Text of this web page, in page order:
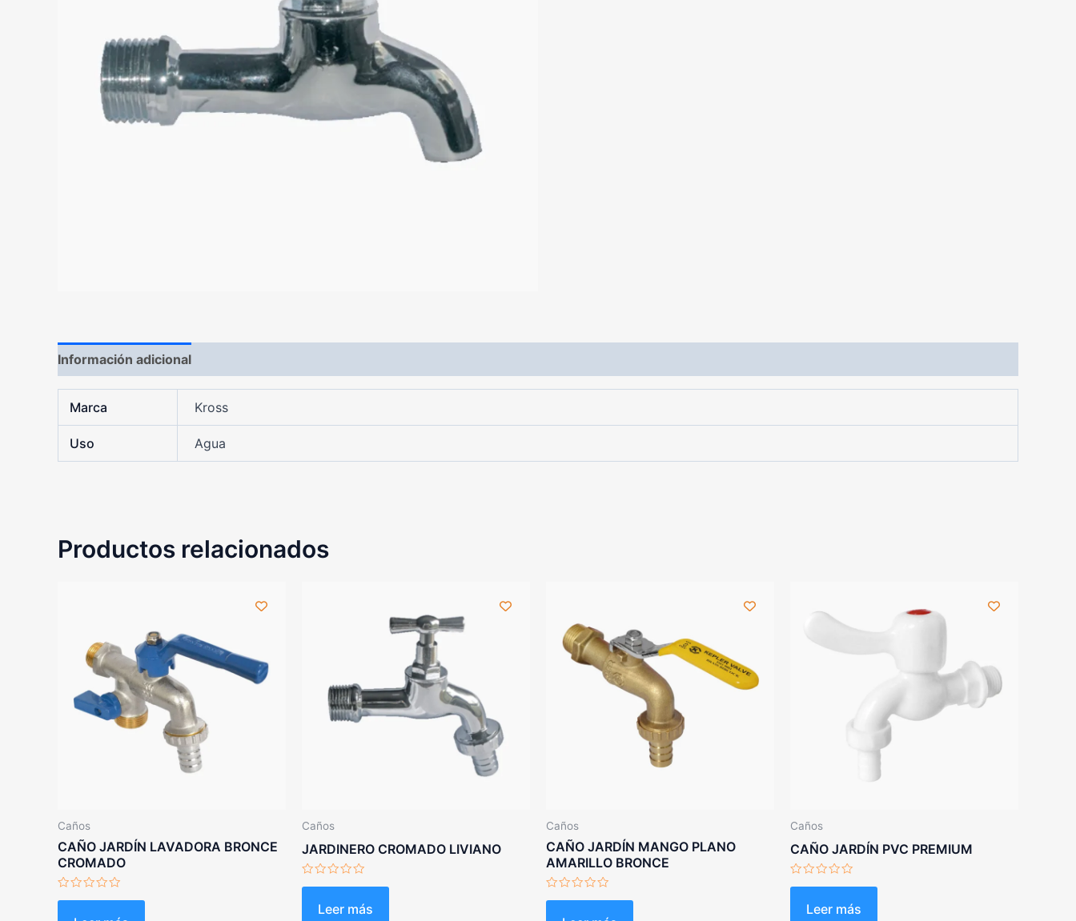
Información adicional
Marca Kross
Uso Agua
Productos relacionados
Caños
CAÑO JARDÍN LAVADORA BRONCE
CROMADO
Valorado
Caños
JARDINERO CROMADO LIVIANO
Valorado
Leer más
Caños
CAÑO JARDÍN MANGO PLANO
AMARILLO BRONCE
Valorado
Caños
CAÑO JARDÍN PVC PREMIUM
Valorado
Leer más